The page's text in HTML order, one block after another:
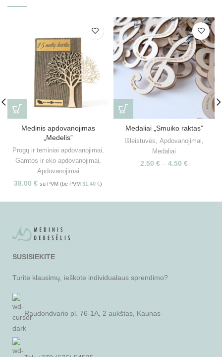
Medinis apdovanojimas
„Medelis”
Progų ir teminiai apdovanojimai
Gamtos ir eko apdovanojimai
Apdovanojimai
38.00 € su PVM (be PVM 31.40 €)
Medaliai „Smuiko raktas”
Išleistuvės Apdovanojimai
Medaliai
2.50 € – 4.50 €
SUSISIEKITE
Turite klausimų, ieškote individualaus sprendimo?
Raudondvario pl. 76-1A, 2 aukštas, Kaunas